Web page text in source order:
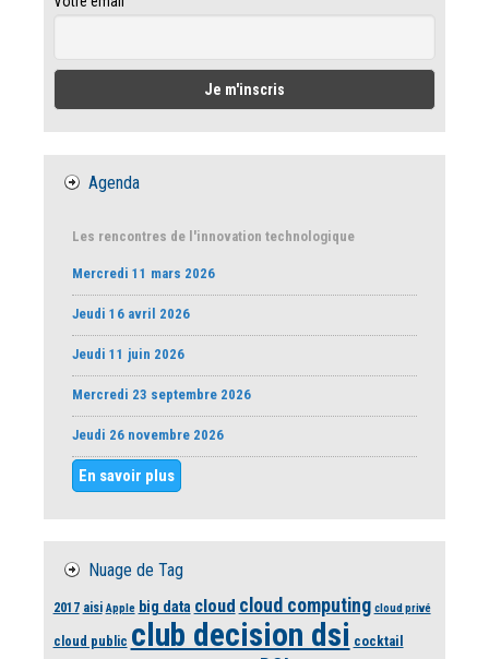
Agenda
Les rencontres de l'innovation technologique
Mercredi 11 mars 2026
Jeudi 16 avril 2026
Jeudi 11 juin 2026
Mercredi 23 septembre 2026
Jeudi 26 novembre 2026
En savoir plus
Nuage de Tag
2017 aisi Apple big data cloud cloud computing cloud privé
cloud public club decision dsi cocktail